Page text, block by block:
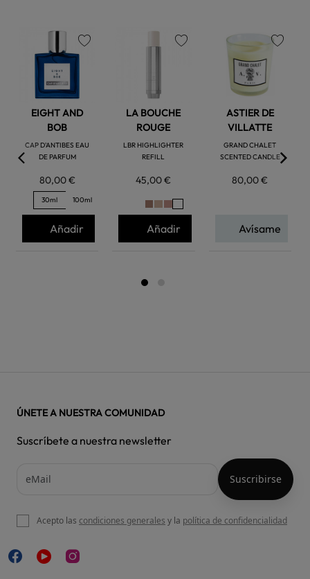
EIGHT AND
BOB
CAP D'ANTIBES EAU
DE PARFUM
80,00 €
favorite
30ml 100ml
Añadir
LA BOUCHE
ROUGE
LBR HIGHLIGHTER
REFILL
45,00 €
Añadir
ASTIER DE
VILLATTE
GRAND CHALET
SCENTED CANDLE
80,00 €
Avísame
ÚNETE A NUESTRA COMUNIDAD
Suscríbete a nuestra newsletter
Acepto las condiciones generales y la política de confidencialidad